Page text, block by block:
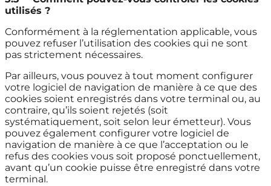
utilisés ?
Conformément à la réglementation applicable, vous
pouvez refuser l’utilisation des cookies qui ne sont
pas strictement nécessaires.
Par ailleurs, vous pouvez à tout moment configurer
votre logiciel de navigation de manière à ce que des
cookies soient enregistrés dans votre terminal ou, au
contraire, qu’ils soient rejetés (soit
systématiquement, soit selon leur émetteur). Vous
pouvez également configurer votre logiciel de
navigation de manière à ce que l’acceptation ou le
refus des cookies vous soit proposé ponctuellement,
avant qu’un cookie puisse être enregistré dans votre
terminal.